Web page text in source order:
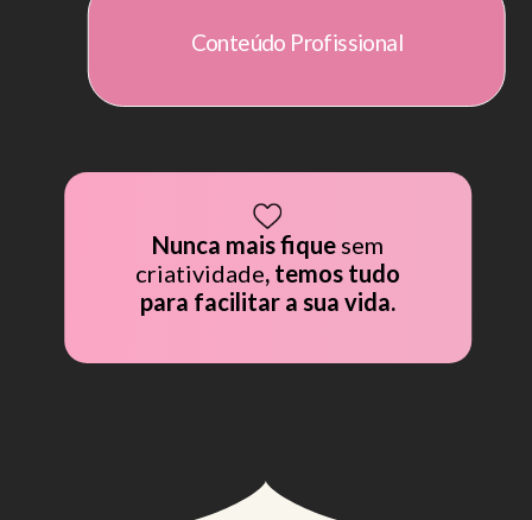
Conteúdo Profissional
Nunca mais fique sem
criatividade, temos tudo
para facilitar a sua vida.
CLUB • CLUB •
CLUB • CLUB •